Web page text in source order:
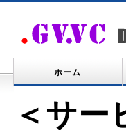
ホーム
＜サー